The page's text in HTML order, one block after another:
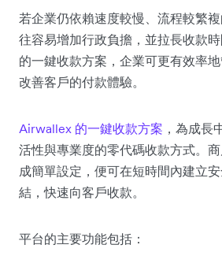
若企業仍依賴速度較慢、流程較繁
往容易增加行政負擔，並拉長收款
的一鍵收款方案，企業可更有效率
改善客戶的付款體驗。
Airwallex 的一鍵收款方案 ，為成長
活性與專業度的零代碼收款方式。
成簡單設定，便可在短時間內建立
結，快速向客戶收款。
平台的主要功能包括：